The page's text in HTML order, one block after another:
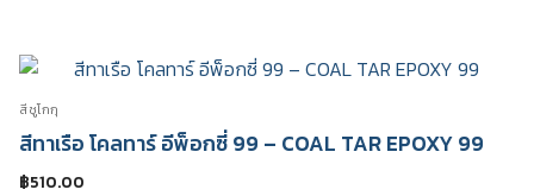
สีชูโกกุ
สีทาเรือ โคลทาร์ อีพ็อกซี่ 99 – COAL TAR EPOXY 99
฿510.00